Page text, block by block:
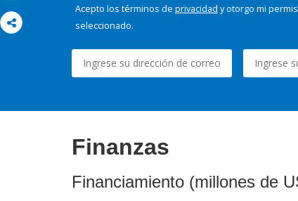
Acepto los términos de privacidad y otorgo mi
seleccionado.
Finanzas
Financiamiento (millones de